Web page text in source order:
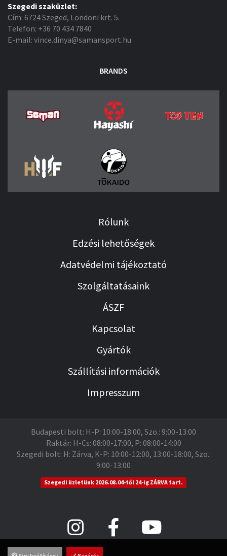
Szegedi szaküzlet:
Cím: 6724 Szeged, Londoni krt. 5.
Telefon: +36 70 434 7840
E-mail: vince.dinya@samansport.hu
BRANDS
Rólunk
Edzési lehetőségek
Adatvédelmi tájékoztató
Szolgáltatásaink
ÁSZF
Kapcsolat
Gyártók
Szállítási információk
Impresszum
Budapesti bolt: H-P: 10:00-18:00, Szo.: 9:00-13:00
Raktár: H-Cs: 08:00-17:00, P: 08:00-14:00
Szegedi bolt: H: Zárva, K-P: 10:00-12:00, 13:00-18:00, Szo.:
9:00-13:00
Szegedi üzletünk 2026.08.04-től 24-ig ZÁRVA tart.